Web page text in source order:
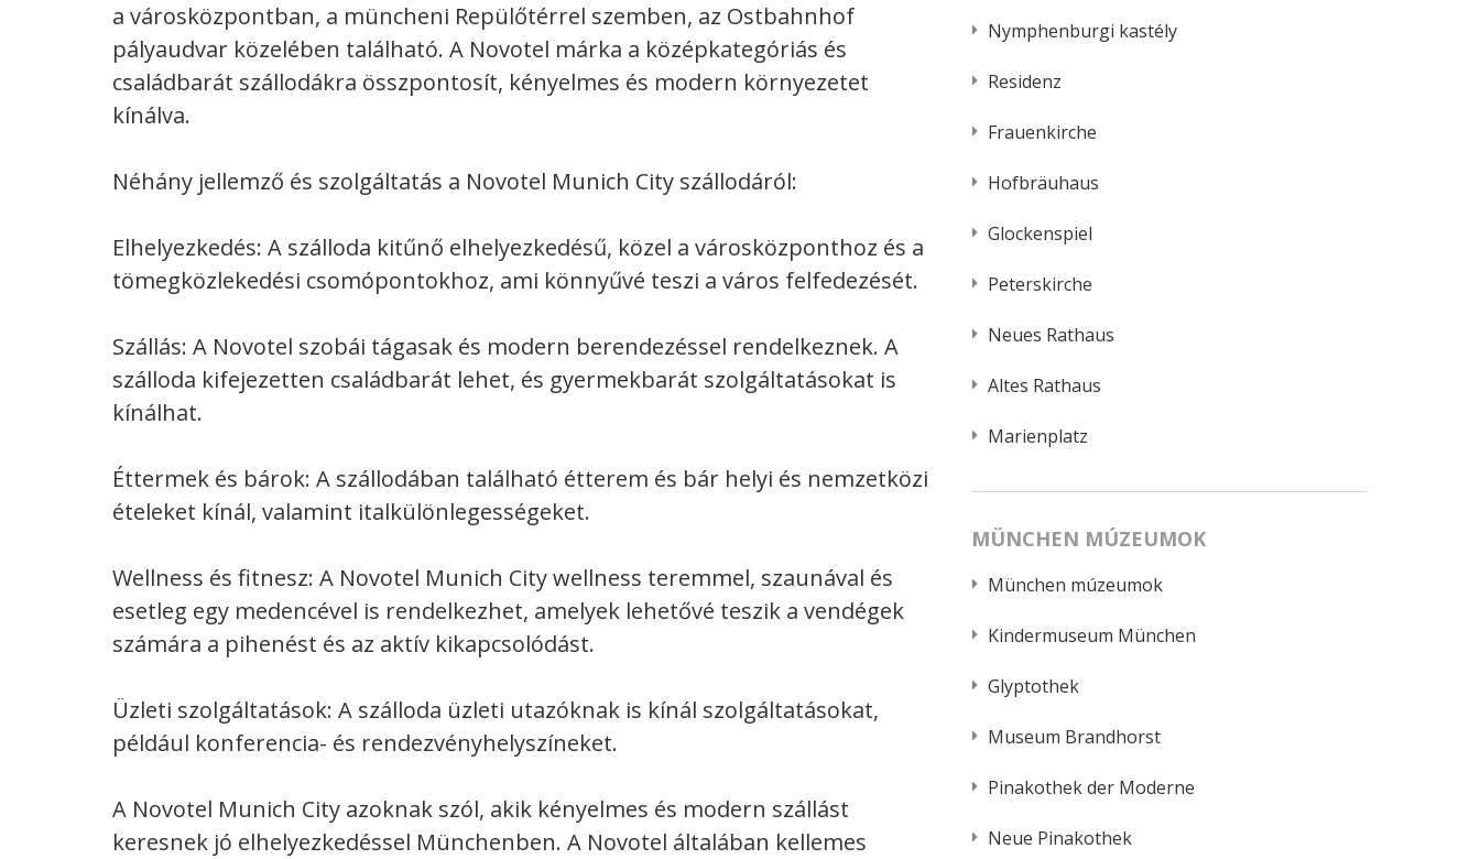
a városközpontban, a müncheni Repülőtérrel szemben, az Ostbahnhof
pályaudvar közelében található. A Novotel márka a középkategóriás és
családbarát szállodákra összpontosít, kényelmes és modern környezetet
kínálva.
Néhány jellemző és szolgáltatás a Novotel Munich City szállodáról:
Elhelyezkedés: A szálloda kitűnő elhelyezkedésű, közel a városközponthoz és a
tömegközlekedési csomópontokhoz, ami könnyűvé teszi a város felfedezését.
Szállás: A Novotel szobái tágasak és modern berendezéssel rendelkeznek. A
szálloda kifejezetten családbarát lehet, és gyermekbarát szolgáltatásokat is
kínálhat.
Éttermek és bárok: A szállodában található étterem és bár helyi és nemzetközi
ételeket kínál, valamint italkülönlegességeket.
Wellness és fitnesz: A Novotel Munich City wellness teremmel, szaunával és
esetleg egy medencével is rendelkezhet, amelyek lehetővé teszik a vendégek
számára a pihenést és az aktív kikapcsolódást.
Üzleti szolgáltatások: A szálloda üzleti utazóknak is kínál szolgáltatásokat,
például konferencia- és rendezvényhelyszíneket.
A Novotel Munich City azoknak szól, akik kényelmes és modern szállást
keresnek jó elhelyezkedéssel Münchenben. A Novotel általában kellemes
Nymphenburgi kastély
Residenz
Frauenkirche
Hofbräuhaus
Glockenspiel
Peterskirche
Neues Rathaus
Altes Rathaus
Marienplatz
MÜNCHEN MÚZEUMOK
München múzeumok
Kindermuseum München
Glyptothek
Museum Brandhorst
Pinakothek der Moderne
Neue Pinakothek